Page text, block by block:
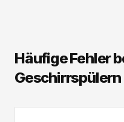
Häufige Fehler
Geschirrspülern